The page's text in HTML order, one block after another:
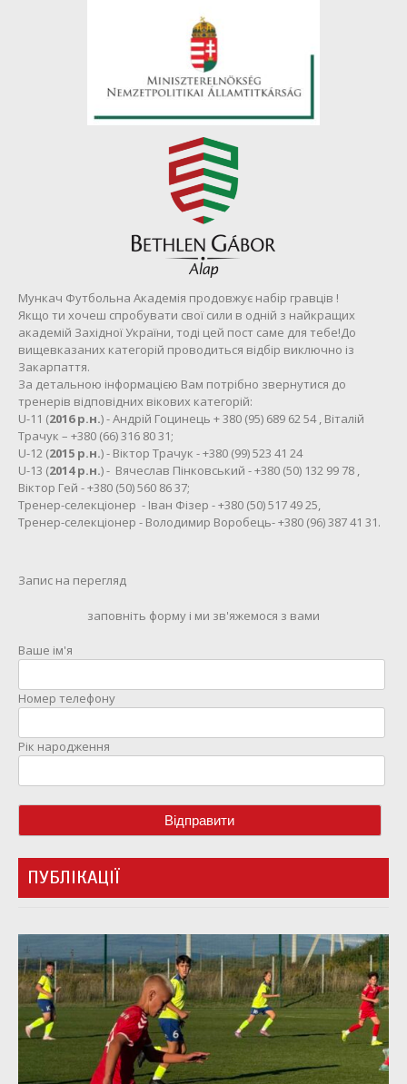
Мункач Футбольна Академія продовжує набір гравців !
Якщо ти хочеш спробувати свої сили в одній з найкращих
академій Західної України, тоді цей пост саме для тебе!До
вищевказаних категорій проводиться відбір виключно із
Закарпаття.
За детальною інформацією Вам потрібно звернутися до
тренерів відповідних вікових категорій:
U-11 (2016 р.н.) - Андрій Гоцинець + 380 (95) 689 62 54 , Віталій
Трачук – +380 (66) 316 80 31;
U-12 (2015 р.н.) - Віктор Трачук - +380 (99) 523 41 24
U-13 (2014 р.н.) - Вячеслав Пінковський - +380 (50) 132 99 78 ,
Віктор Гей - +380 (50) 560 86 37;
Тренер-селекціонер - Іван Фізер - +380 (50) 517 49 25,
Тренер-селекціонер - Володимир Воробець- +380 (96) 387 41 31.
Запис на перегляд
заповніть форму і ми зв'яжемося з вами
Ваше ім'я
Номер телефону
Рік народження
ПУБЛІКАЦІЇ